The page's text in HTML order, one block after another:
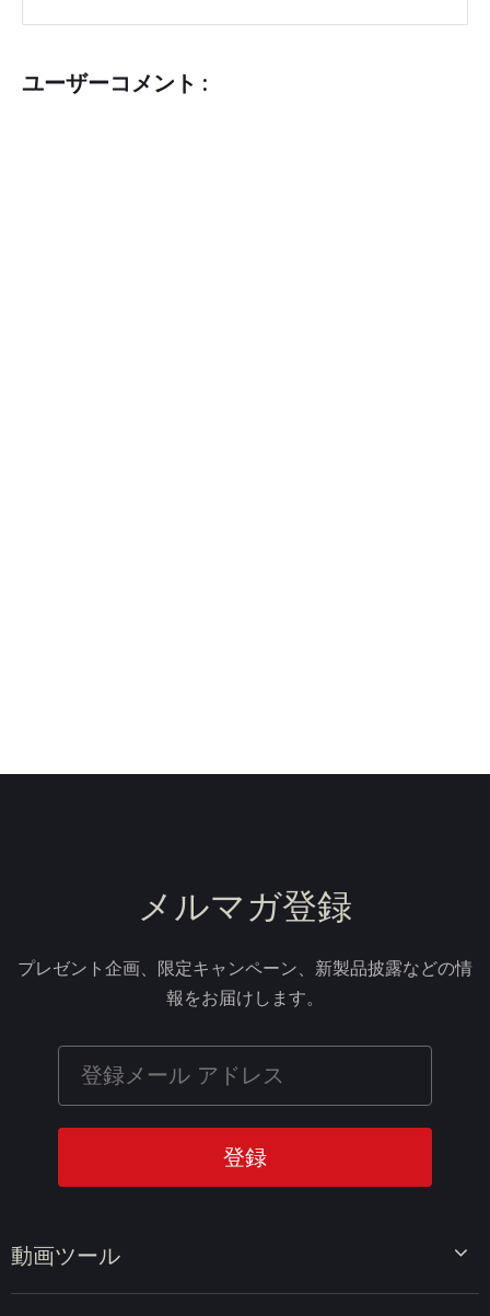
ユーザーコメント :
動画ツール
メルマガ登録
プレゼント企画、限定キャンペーン、新製品披露などの情
報をお届けします。